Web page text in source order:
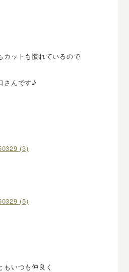
カットも慣れているので
さんです♪
いつも仲良く